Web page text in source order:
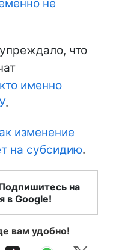
не
что
именно
.
изменение
на субсидию.
на
в Google!
вам удобно!